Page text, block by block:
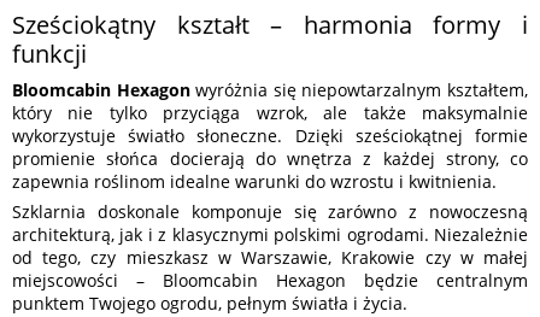
Sześciokątny kształt – harmonia formy i
funkcji
Bloomcabin Hexagonwyróżnia się niepowtarzalnym kształtem,
który nie tylko przyciąga wzrok, ale także maksymalnie
wykorzystuje światło słoneczne. Dzięki sześciokątnej formie
promienie słońca docierają do wnętrza z każdej strony, co
zapewnia roślinom idealne warunki do wzrostu i kwitnienia.
Szklarnia doskonale komponuje się zarówno z nowoczesną
architekturą, jak i z klasycznymi polskimi ogrodami. Niezależnie
od tego, czy mieszkasz w Warszawie, Krakowie czy w małej
miejscowości – Bloomcabin Hexagon będzie centralnym
punktem Twojego ogrodu, pełnym światła i życia.